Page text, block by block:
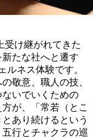
受け継がれてきた
たな社へと遷す
ルネス体験です。
敬意、職人の技、
いでいくための
が、「常若（とこ
あり続けるという
行とチャクラの巡